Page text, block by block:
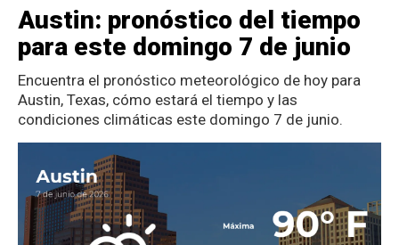
Austin: pronóstico del tiempo
para este domingo 7 de junio
Encuentra el pronóstico meteorológico de hoy para
Austin, Texas, cómo estará el tiempo y las
condiciones climáticas este domingo 7 de junio.